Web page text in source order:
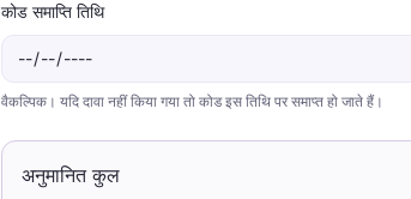
कोड समाप्ति तिथि
वैकल्पिक। यदि दावा नहीं किया गया तो कोड इस तिथि पर समाप्त हो जाते हैं।
अनुमानित कुल